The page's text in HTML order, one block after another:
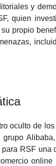
y
quien
propio
oculto de
RSF una